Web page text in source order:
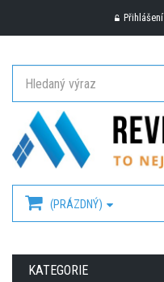
Přihlášení
(PRÁZDNÝ)
KATEGORIE